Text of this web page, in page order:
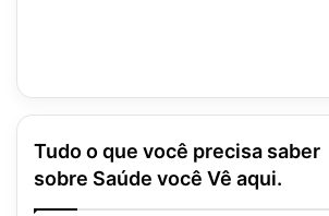
Tudo o que você precisa saber
sobre Saúde você Vê aqui.